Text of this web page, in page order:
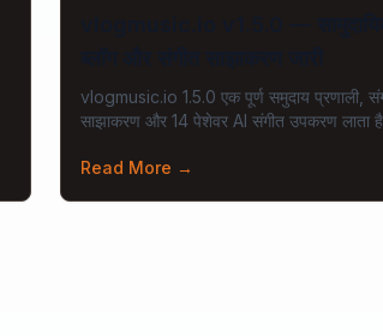
vlogmusic.io 1.5.0 एक पूर्ण समुदाय प्रणाली,
साझाकरण और 14 पेशेवर AI संगीत उपकरण लाता
Read More →